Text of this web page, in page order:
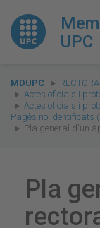
UPC
You
are
here:
MDUPC
Actes oficials i
Actes oficials i
Pagès no identificats
Pla general d'un
Pla